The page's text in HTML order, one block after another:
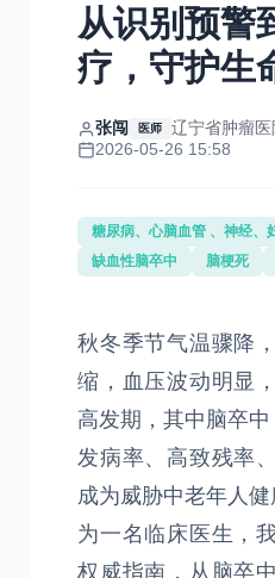
从识别预警
疗，守护生
张闯 医师
辽宁省肿瘤医
2026-05-26 15:58
糖尿病、心脑血管 、神经、
缺血性脑卒中
脑梗死
秋冬季节气温骤降
缩，血压波动明显
高发期，其中脑卒中
发病率、高致残率
成为威胁中老年人健
为一名临床医生，
权威指南，从脑卒